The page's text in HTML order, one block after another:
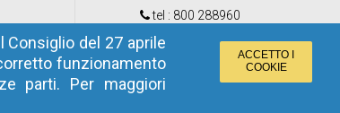
tel : 800 288960
email
e-
Consiglio del 27 aprile
funzionamento
parti. Per maggiori
ACCETTO I
COOKIE